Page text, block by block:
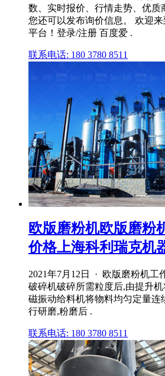
数、实时报价、行情走势、优质
您还可以发布询价信息。 欢迎
平台！登录/注册 百度爱 .
联系电话: 180 3780 8511
欧版磨粉机欧版磨粉
价格上海科利瑞克机
2021年7月12日 · 欧版磨粉机工
破碎机破碎所需粒度后,由提升
磁振动给料机将物料均匀定量连
行研磨,粉磨后 .
联系电话: 180 3780 8511